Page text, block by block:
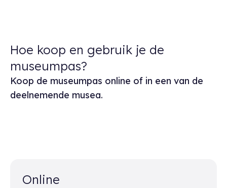
Hoe koop en gebruik je de
museumpas?
Koop de museumpas online of in een van de
deelnemende musea.
Online